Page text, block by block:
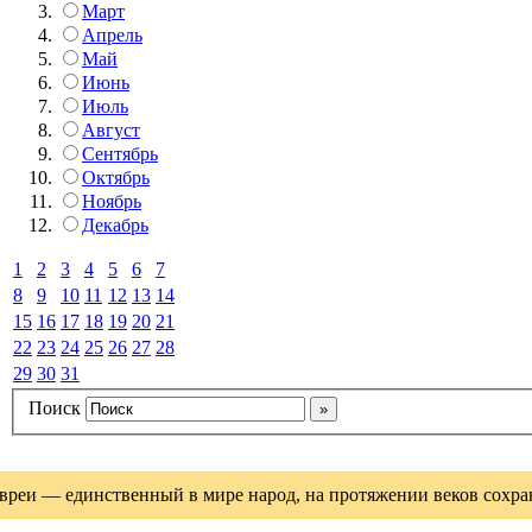
Март
Апрель
Май
Июнь
Июль
Август
Сентябрь
Октябрь
Ноябрь
Декабрь
1 2 3 4 5 6
7
8
9 10 11 12 13 14
15 16 17 18 19 20 21
22 23 24 25 26 27 28
29 30 31
Поиск
— единственный в мире народ, на протяжении веков